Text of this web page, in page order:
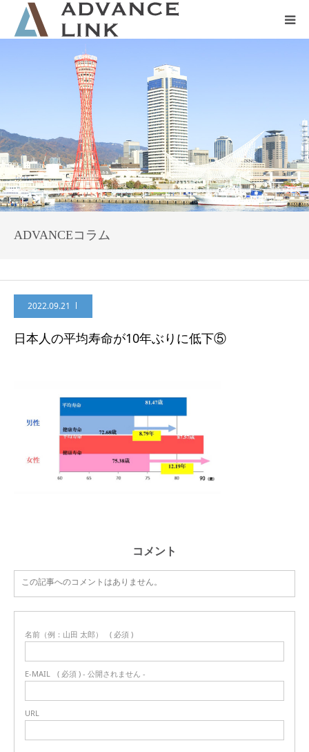
ADVANCEコラム
2022.09.21
日本人の平均寿命が10年ぶりに低下⑤
コメント
この記事へのコメントはありません。
名前（例：山田 太郎） ( 必須 )
E-MAIL ( 必須 ) - 公開されません -
URL
会社概要
ネット保険
事業保険